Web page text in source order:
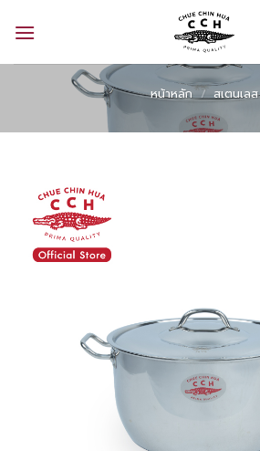
หน้าหลัก / สเตนเลส